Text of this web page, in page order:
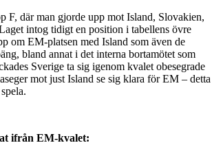
F, där man gjorde upp mot Island, Slovakien,
intog tidigt en position i tabellens övre
om EM-platsen med Island som även de
bland annat i det interna bortamötet som
Sverige ta sig igenom kvalet obesegrade
mot just Island se sig klara för EM – detta
ifrån EM-kvalet: